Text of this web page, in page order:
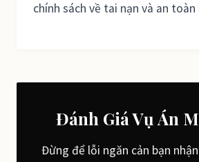
chính sách về tai nạn và an toàn
Đánh Giá Vụ Án
Đừng để lỗi ngăn cản bạn